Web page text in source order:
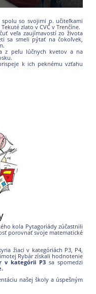
so svojimi p. učiteľkami
zlato v CVČ v Trenčíne.
veľa zaujímavostí zo života
sa smeli pýtať na čokoľvek,
z peľu lúčnych kvetov a na
k ich peknému vzťahu
kola Pytagoriády zúčastnili
porovnať svoje matematické
žiaci v kategóriách P3, P4,
Rybár získali hodnotenie
v kategórii P3sa spomedzi
našej školy a úspešným